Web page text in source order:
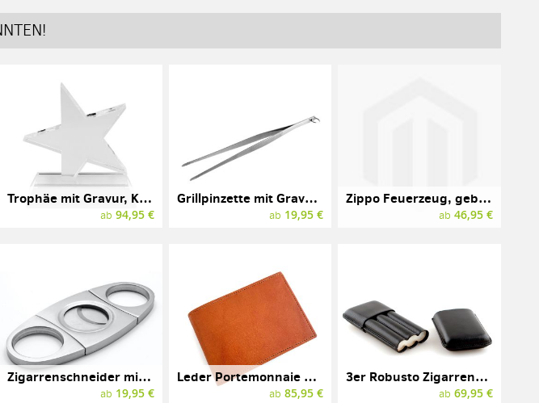
Trophäe mit Gravur, Kristallglas, EURO STAR
ab 94,95 €
Grillpinzette mit Gravur, LEOPOLD VIENNA, Edelstahl
ab 19,95 €
Zippo Feuerzeug, gebürstetes Messing
ab 46,95 €
Zigarrenschneider mit Gravur
ab 19,95 €
Leder Portemonnaie mit Gravur, Marke SONNENLEDER, Modell NAHE
ab 85,95 €
3er Robusto Zigarrenetui mit Gravur, MARTIN WESS, Leder
ab 69,95 €